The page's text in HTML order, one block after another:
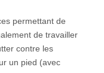
permettant de
de travailler
contre les
un pied (avec